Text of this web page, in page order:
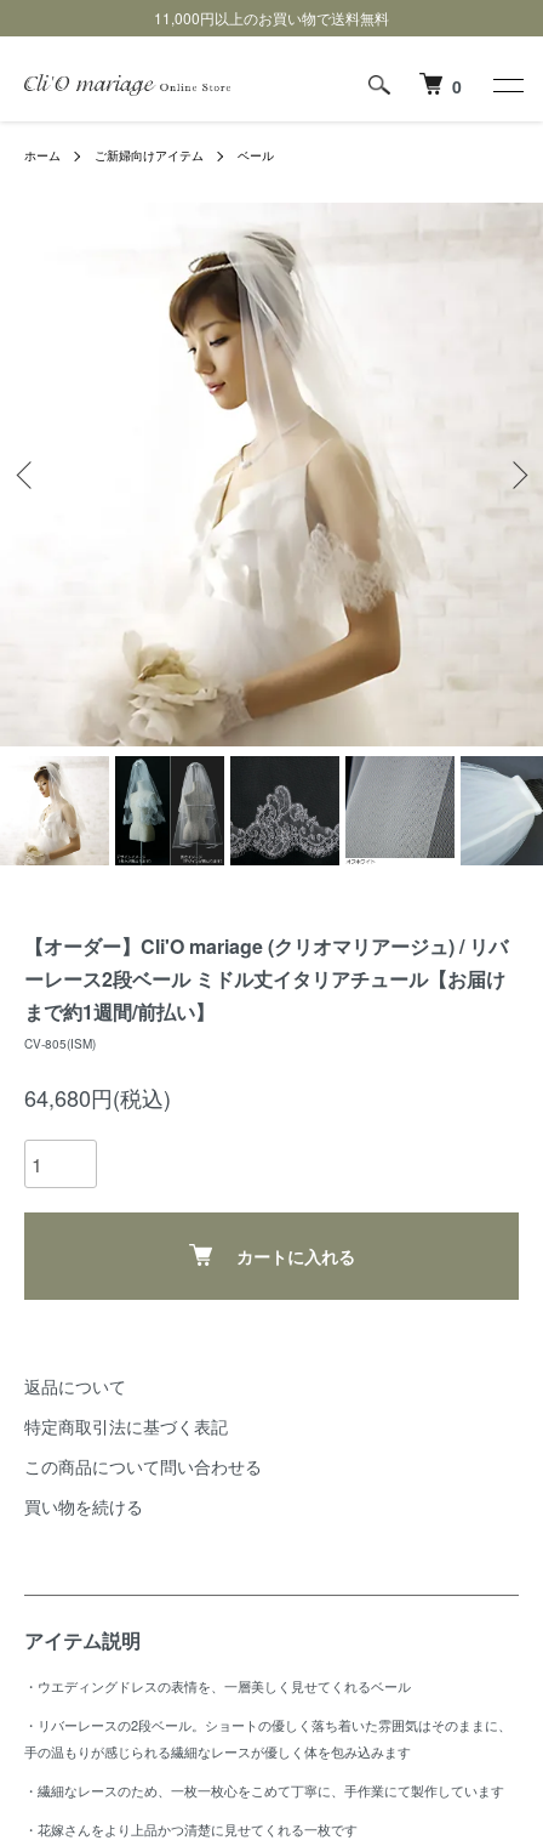
11,000円以上のお買い物で送料無料
0
ホーム ご新婦向けアイテム ベール
【オーダー】Cli'O mariage (クリオマリアージュ) / リバ
ーレース2段ベール ミドル丈イタリアチュール【お届け
まで約1週間/前払い】
CV-805(ISM)
64,680円(税込)
カートに入れる
返品について
特定商取引法に基づく表記
この商品について問い合わせる
買い物を続ける
アイテム説明
・ウエディングドレスの表情を、一層美しく見せてくれるベール
・リバーレースの2段ベール。ショートの優しく落ち着いた雰囲気はそのままに、
手の温もりが感じられる繊細なレースが優しく体を包み込みます
・繊細なレースのため、一枚一枚心をこめて丁寧に、手作業にて製作しています
・花嫁さんをより上品かつ清楚に見せてくれる一枚です